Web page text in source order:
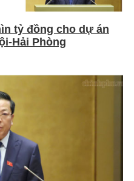
tỷ đồng cho dự án
Hải Phòng